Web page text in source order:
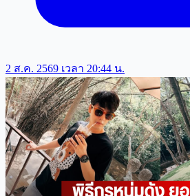
2 ส.ค. 2569 เวลา 20:44 น.